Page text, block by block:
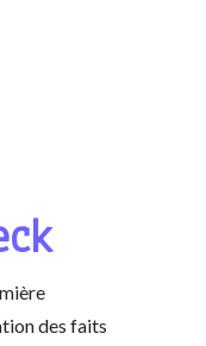
des faits